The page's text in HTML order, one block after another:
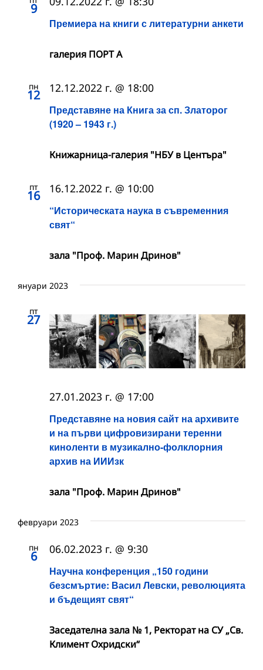
9
Премиера на книги с литературни анкети
галерия ПОРТ А
пн
12
Представяне на Книга за сп. Златорог
(1920 – 1943 г.)
12.12.2022 г. @ 18:00
Книжарница-галерия "НБУ в Центъра"
пт
16
“Историческата наука в съвременния
свят“
16.12.2022 г. @ 10:00
зала "Проф. Марин Дринов"
януари 2023
пт
27
Представяне на новия сайт на архивите
и на първи цифровизирани теренни
киноленти в музикално-фолклорния
архив на ИИИзк
27.01.2023 г. @ 17:00
зала "Проф. Марин Дринов"
февруари 2023
пн
6
Научна конференция „150 години
безсмъртие: Васил Левски, революцията
и бъдещият свят“
06.02.2023 г. @ 9:30
Заседателна зала № 1, Ректорат на СУ „Св.
Климент Охридски“